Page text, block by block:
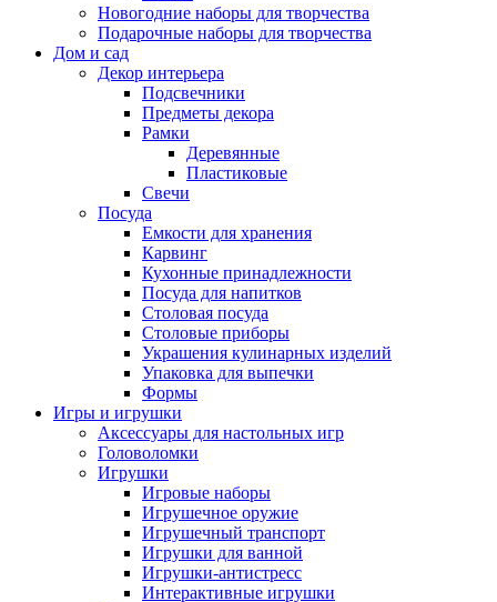
Новогодние наборы для творчества
Подарочные наборы для творчества
Дом и сад
Декор интерьера
Подсвечники
Предметы декора
Рамки
Деревянные
Пластиковые
Свечи
Посуда
Емкости для хранения
Карвинг
Кухонные принадлежности
Посуда для напитков
Столовая посуда
Столовые приборы
Украшения кулинарных изделий
Упаковка для выпечки
Формы
Игры и игрушки
Аксессуары для настольных игр
Головоломки
Игрушки
Игровые наборы
Игрушечное оружие
Игрушечный транспорт
Игрушки для ванной
Игрушки-антистресс
Интерактивные игрушки